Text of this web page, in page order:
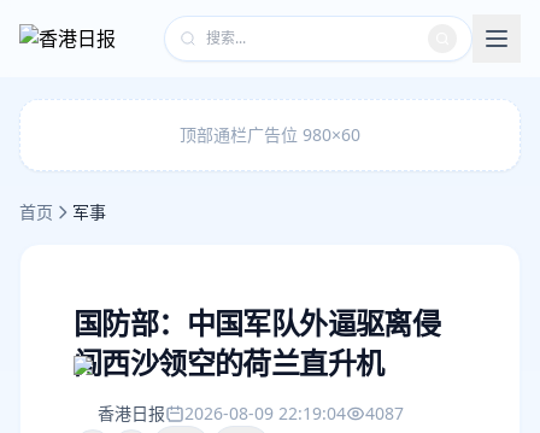
顶部通栏广告位 980×60
首页 军事
国防部：中国军队外逼驱离侵
闯西沙领空的荷兰直升机
香港日报 2026-08-09 22:19:04
4087